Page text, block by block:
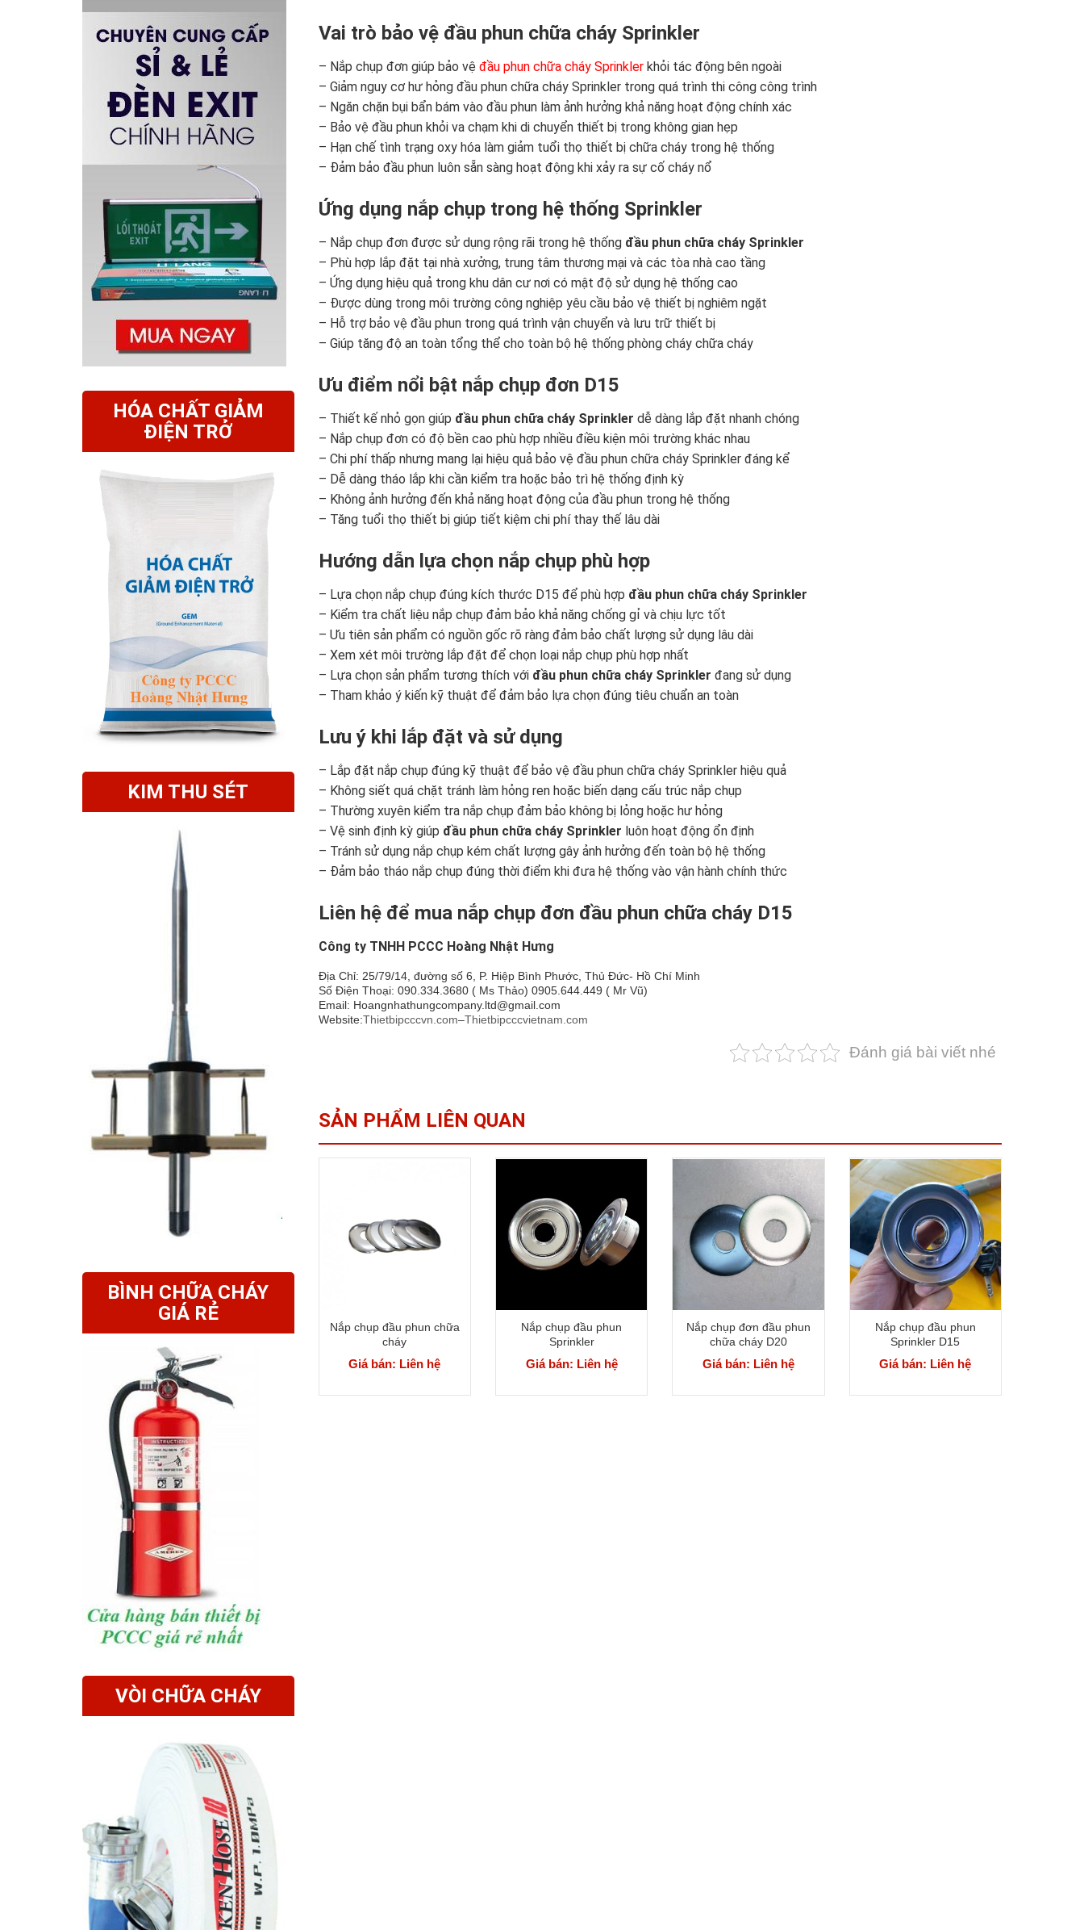
Vai trò bảo vệ đầu phun chữa cháy Sprinkler
– Nắp chụp đơn giúp bảo vệ đầu phun chữa cháy Sprinklerkhỏi tác động bên ngoài
– Giảm nguy cơ hư hỏng đầu phun chữa cháy Sprinkler trong quá trình thi công công trình
– Ngăn chặn bụi bẩn bám vào đầu phun làm ảnh hưởng khả năng hoạt động chính xác
– Bảo vệ đầu phun khỏi va chạm khi di chuyển thiết bị trong không gian hẹp
– Hạn chế tình trạng oxy hóa làm giảm tuổi thọ thiết bị chữa cháy trong hệ thống
– Đảm bảo đầu phun luôn sẵn sàng hoạt động khi xảy ra sự cố cháy nổ
Ứng dụng nắp chụp trong hệ thống Sprinkler
– Nắp chụp đơn được sử dụng rộng rãi trong hệ thống đầu phun chữa cháy Sprinkler
– Phù hợp lắp đặt tại nhà xưởng, trung tâm thương mại và các tòa nhà cao tầng
– Ứng dụng hiệu quả trong khu dân cư nơi có mật độ sử dụng hệ thống cao
– Được dùng trong môi trường công nghiệp yêu cầu bảo vệ thiết bị nghiêm ngặt
– Hỗ trợ bảo vệ đầu phun trong quá trình vận chuyển và lưu trữ thiết bị
– Giúp tăng độ an toàn tổng thể cho toàn bộ hệ thống phòng cháy chữa cháy
Ưu điểm nổi bật nắp chụp đơn D15
– Thiết kế nhỏ gọn giúp đầu phun chữa cháy Sprinkler dễ dàng lắp đặt nhanh chóng
– Nắp chụp đơn có độ bền cao phù hợp nhiều điều kiện môi trường khác nhau
– Chi phí thấp nhưng mang lại hiệu quả bảo vệ đầu phun chữa cháy Sprinkler đáng kể
– Dễ dàng tháo lắp khi cần kiểm tra hoặc bảo trì hệ thống định kỳ
– Không ảnh hưởng đến khả năng hoạt động của đầu phun trong hệ thống
– Tăng tuổi thọ thiết bị giúp tiết kiệm chi phí thay thế lâu dài
Hướng dẫn lựa chọn nắp chụp phù hợp
– Lựa chọn nắp chụp đúng kích thước D15 để phù hợp đầu phun chữa cháy Sprinkler
– Kiểm tra chất liệu nắp chụp đảm bảo khả năng chống gỉ và chịu lực tốt
– Ưu tiên sản phẩm có nguồn gốc rõ ràng đảm bảo chất lượng sử dụng lâu dài
– Xem xét môi trường lắp đặt để chọn loại nắp chụp phù hợp nhất
– Lựa chọn sản phẩm tương thích với đầu phun chữa cháy Sprinkler đang sử dụng
– Tham khảo ý kiến kỹ thuật để đảm bảo lựa chọn đúng tiêu chuẩn an toàn
Lưu ý khi lắp đặt và sử dụng
– Lắp đặt nắp chụp đúng kỹ thuật để bảo vệ đầu phun chữa cháy Sprinkler hiệu quả
– Không siết quá chặt tránh làm hỏng ren hoặc biến dạng cấu trúc nắp chụp
– Thường xuyên kiểm tra nắp chụp đảm bảo không bị lỏng hoặc hư hỏng
– Vệ sinh định kỳ giúp đầu phun chữa cháy Sprinkler luôn hoạt động ổn định
– Tránh sử dụng nắp chụp kém chất lượng gây ảnh hưởng đến toàn bộ hệ thống
– Đảm bảo tháo nắp chụp đúng thời điểm khi đưa hệ thống vào vận hành chính thức
Liên hệ để mua nắp chụp đơn đầu phun chữa cháy D15
Công ty TNHH PCCC Hoàng Nhật Hưng
Địa Chỉ: 25/79/14, đường số 6, P. Hiệp Bình Phước, Thủ Đức- Hồ Chí Minh
Số Điện Thoại: 090.334.3680 ( Ms Thảo) 0905.644.449 ( Mr Vũ)
Email: Hoangnhathungcompany.ltd@gmail.com
Website:Thietbipcccvn.com–Thietbipcccvietnam.com
Đánh giá bài viết nhé
SẢN PHẨM LIÊN QUAN
Nắp chụp đầu phun chữa
cháy
Giá bán: Liên hệ
Nắp chụp đầu phun
Sprinkler
Giá bán: Liên hệ
Nắp chụp đơn đầu phun
chữa cháy D20
Giá bán: Liên hệ
Nắp chụp đầu phun
Sprinkler D15
Giá bán: Liên hệ
HÓA CHẤT GIẢM
ĐIỆN TRỞ
KIM THU SÉT
BÌNH CHỮA CHÁY
GIÁ RẺ
VÒI CHỮA CHÁY